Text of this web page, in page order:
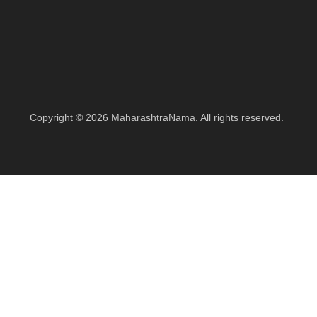
Copyright © 2026 MaharashtraNama. All rights reserved.